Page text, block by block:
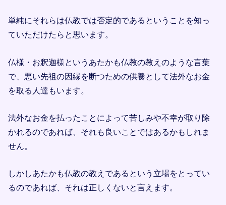
単純にそれらは仏教では否定的であるということを知っ
ていただけたらと思います。
仏様・お釈迦様というあたかも仏教の教えのような言葉
で、悪い先祖の因縁を断つための供養として法外なお金
を取る人達もいます。
法外なお金を払ったことによって苦しみや不幸が取り除
かれるのであれば、それも良いことではあるかもしれま
せん。
しかしあたかも仏教の教えであるという立場をとってい
るのであれば、それは正しくないと言えます。